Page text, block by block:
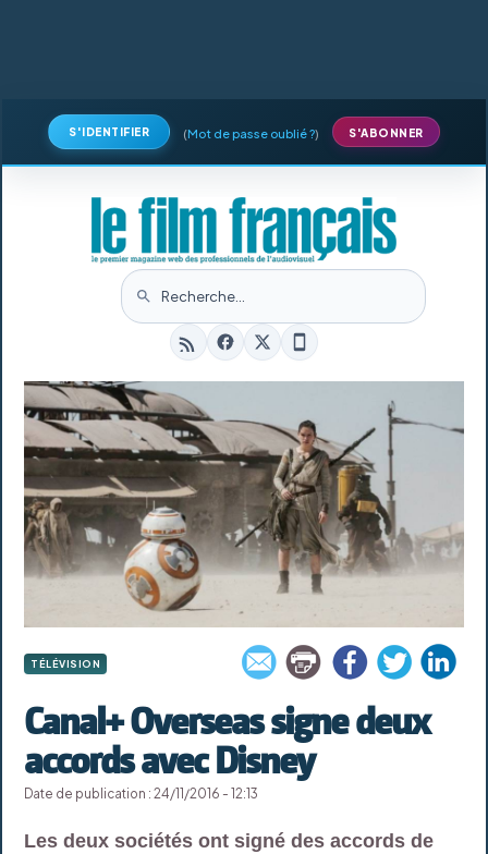
S'IDENTIFIER (Mot de passe oublié ?) S'ABONNER
TÉLÉVISION
Canal+ Overseas signe deux
accords avec Disney
Date de publication : 24/11/2016 - 12:13
Les deux sociétés ont signé des accords de